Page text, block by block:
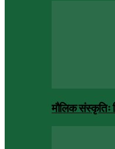
मौलिक संस्कृतिः